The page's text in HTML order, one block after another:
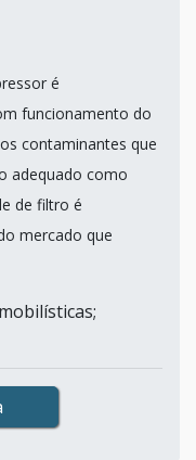
é
funcionamento do
contaminantes que
adequado como
de filtro é
mercado que